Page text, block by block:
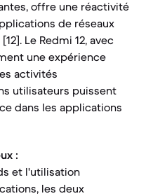
offre une réactivité
de réseaux
Le Redmi 12, avec
une expérience
activités
utilisateurs puissent
dans les applications
:
et l'utilisation
les deux